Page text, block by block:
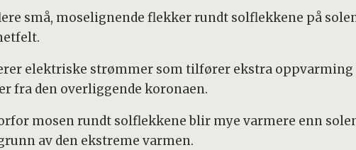
små, moselignende flekker rundt solflekkene på
elektriske strømmer som tilfører ekstra
fra den overliggende koronaen.
mosen rundt solflekkene blir mye varmere enn
av den ekstreme varmen.